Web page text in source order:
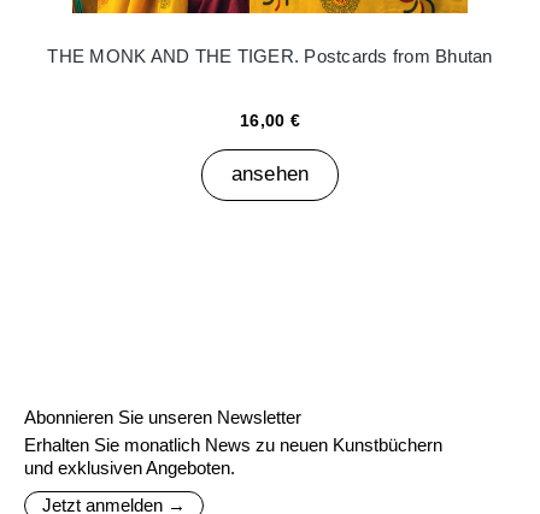
THE MONK AND THE TIGER. Postcards from Bhutan
16,00 €
ansehen
Abonnieren Sie unseren Newsletter
Erhalten Sie monatlich News zu neuen Kunstbüchern
und exklusiven Angeboten.
Jetzt anmelden →